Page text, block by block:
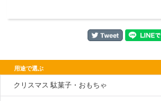
用途で選ぶ
クリスマス 駄菓子・おもちゃ